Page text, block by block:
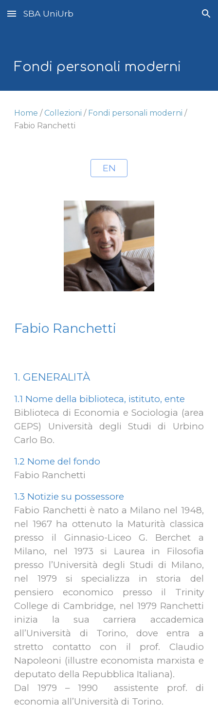
Skip to main content Skip to navigation
SBA UniUrb
Fondi personali moderni
Home / Collezioni / Fondi personali moderni /
Fabio Ranchetti
EN
Fabio Ranchetti
1. GENERALITÀ
1.1 Nome della biblioteca, istituto, ente
Biblioteca di Economia e Sociologia (area
GEPS) Università degli Studi di Urbino
Carlo Bo.
1.2 Nome del fondo
Fabio Ranchetti
1.3 Notizie su possessore
Fabio Ranchetti è nato a Milano nel 1948,
nel 1967 ha ottenuto la Maturità classica
presso il Ginnasio-Liceo G. Berchet a
Milano, nel 1973 si Laurea in Filosofia
presso l’Università degli Studi di Milano,
nel 1979 si specializza in storia del
pensiero economico presso il Trinity
College di Cambridge, nel 1979 Ranchetti
inizia la sua carriera accademica
all’Università di Torino, dove entra a
stretto contatto con il prof. Claudio
Napoleoni (illustre economista marxista e
deputato della Repubblica Italiana).
Dal 1979 – 1990 assistente prof. di
economia all’Università di Torino.